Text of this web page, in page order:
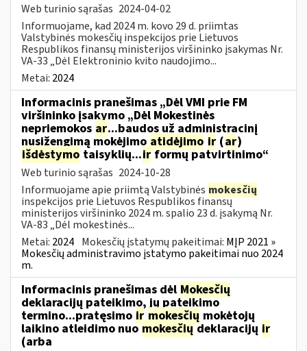
Web turinio sąrašas 2024-04-02
Informuojame, kad 2024 m. kovo 29 d. priimtas
Valstybinės mokesčių inspekcijos prie Lietuvos
Respublikos finansų ministerijos viršininko įsakymas Nr.
VA-33 „Dėl Elektroninio kvito naudojimo...
Metai: 2024
Informacinis pranešimas „Dėl VMI prie FM
viršininko įsakymo „Dėl Mokestinės
nepriemokos ar...baudos už administracinį
nusižengimą mokėjimo atidėjimo ir (ar)
išdėstymo taisyklių...irformų patvirtinimo“
Web turinio sąrašas 2024-10-28
Informuojame apie priimtą Valstybinės mokesčių
inspekcijos prie Lietuvos Respublikos finansų
ministerijos viršininko 2024 m. spalio 23 d. įsakymą Nr.
VA-83 „Dėl mokestinės...
Metai: 2024 Mokesčių įstatymų pakeitimai: MĮP 2021 »
Mokesčių administravimo įstatymo pakeitimai nuo 2024
m.
Informacinis pranešimas dėl Mokesčių
deklaracijų pateikimo, jų pateikimo
termino...pratęsimo ir mokesčių mokėtojų
laikino atleidimo nuomokesčiųdeklaracijų ir
(arba